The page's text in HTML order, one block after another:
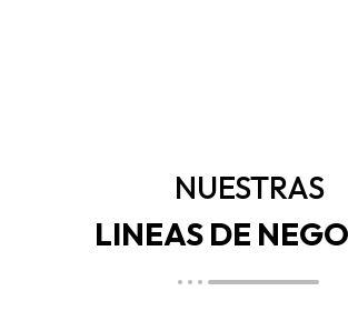
NUESTRAS
LINEAS DE